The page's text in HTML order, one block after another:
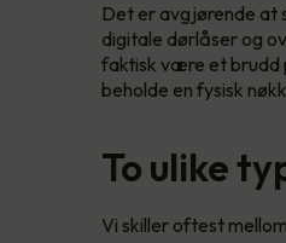
Det er avgjørende at
digitale dørlåser og
faktisk være et brudd
beholde en fysisk
To ulike
Vi skiller oftest